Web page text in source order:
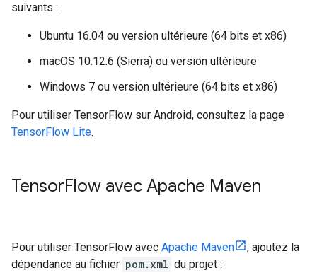
suivants :
Ubuntu 16.04 ou version ultérieure (64 bits et x86)
macOS 10.12.6 (Sierra) ou version ultérieure
Windows 7 ou version ultérieure (64 bits et x86)
Pour utiliser TensorFlow sur Android, consultez la page
TensorFlow Lite.
TensorFlow avec Apache Maven
Pour utiliser TensorFlow avec Apache Maven
, ajoutez la
dépendance au fichier pom.xml du projet :